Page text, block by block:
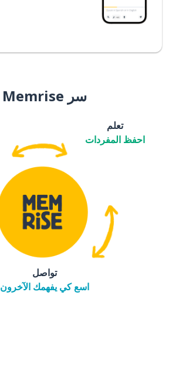
سر Memrise
تعلم
احفظ المفردات
تواصل
اسع كي يفهمك الآخرون